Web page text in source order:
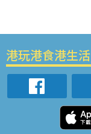
港玩港食港生活